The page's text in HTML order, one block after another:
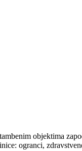
objektima
ogranci,